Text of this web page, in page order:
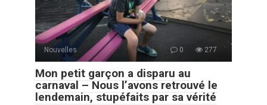
Nouvelles 0 277
Mon petit garçon a disparu au
carnaval – Nous l’avons retrouvé le
lendemain, stupéfaits par sa vérité